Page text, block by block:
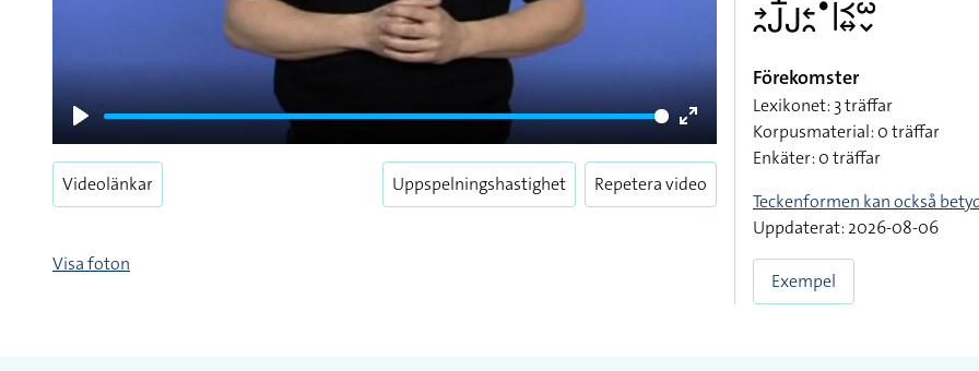
Play
Enter
fullscreen
Videolänkar Uppspelningshastighet Repetera video
Visa foton
􌥔􌥘􌤢􌥛􌤢􌥓􌥘􌤟􌥼􌥹􌦉􌥱􌦀
Förekomster
Lexikonet: 3 träffar
Korpusmaterial: 0 träffar
Enkäter: 0 träffar
Teckenformen kan också
Uppdaterat: 2026-08-06
Exempel